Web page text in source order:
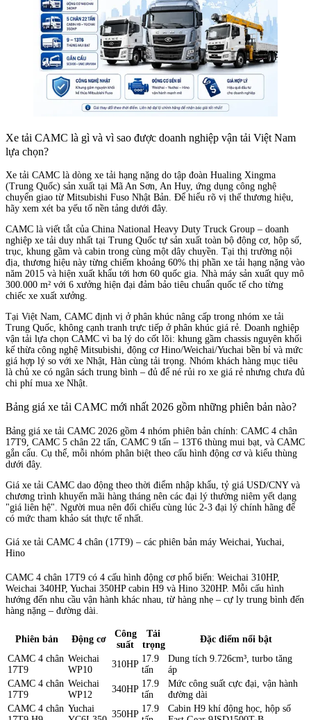
Xe tải CAMC là gì và vì sao được doanh nghiệp vận tải Việt Nam
lựa chọn?
Xe tải CAMC là dòng xe tải hạng nặng do tập đoàn Hualing Xingma
(Trung Quốc) sản xuất tại Mã An Sơn, An Huy, ứng dụng công nghệ
chuyển giao từ Mitsubishi Fuso Nhật Bản. Để hiểu rõ vị thế thương hiệu,
hãy xem xét ba yếu tố nền tảng dưới đây.
CAMC là viết tắt của China National Heavy Duty Truck Group – doanh
nghiệp xe tải duy nhất tại Trung Quốc tự sản xuất toàn bộ động cơ, hộp số,
trục, khung gầm và cabin trong cùng một dây chuyền. Tại thị trường nội
địa, thương hiệu này từng chiếm khoảng 60% thị phần xe tải hạng nặng vào
năm 2015 và hiện xuất khẩu tới hơn 60 quốc gia. Nhà máy sản xuất quy mô
300.000 m² với 6 xưởng hiện đại đảm bảo tiêu chuẩn quốc tế cho từng
chiếc xe xuất xưởng.
Tại Việt Nam, CAMC định vị ở phân khúc nâng cấp trong nhóm xe tải
Trung Quốc, không cạnh tranh trực tiếp ở phân khúc giá rẻ. Doanh nghiệp
vận tải lựa chọn CAMC vì ba lý do cốt lõi: khung gầm chassis nguyên khối
kế thừa công nghệ Mitsubishi, động cơ Hino/Weichai/Yuchai bền bỉ và mức
giá hợp lý so với xe Nhật, Hàn cùng tải trọng. Nhóm khách hàng mục tiêu
là chủ xe có ngân sách trung bình – đủ để né rủi ro xe giá rẻ nhưng chưa đủ
chi phí mua xe Nhật.
Bảng giá xe tải CAMC mới nhất 2026 gồm những phiên bản nào?
Bảng giá xe tải CAMC 2026 gồm 4 nhóm phiên bản chính: CAMC 4 chân
17T9, CAMC 5 chân 22 tấn, CAMC 9 tấn – 13T6 thùng mui bạt, và CAMC
gắn cẩu. Cụ thể, mỗi nhóm phân biệt theo cấu hình động cơ và kiểu thùng
dưới đây.
Giá xe tải CAMC dao động theo thời điểm nhập khẩu, tỷ giá USD/CNY và
chương trình khuyến mãi hàng tháng nên các đại lý thường niêm yết dạng
"giá liên hệ". Người mua nên đối chiếu cùng lúc 2-3 đại lý chính hãng để
có mức tham khảo sát thực tế nhất.
Giá xe tải CAMC 4 chân (17T9) – các phiên bản máy Weichai, Yuchai,
Hino
CAMC 4 chân 17T9 có 4 cấu hình động cơ phổ biến: Weichai 310HP,
Weichai 340HP, Yuchai 350HP cabin H9 và Hino 320HP. Mỗi cấu hình
hướng đến nhu cầu vận hành khác nhau, từ hàng nhẹ – cự ly trung bình đến
hàng nặng – đường dài.
Phiên bản Động cơ
Công
suất
Tải
trọng
Đặc điểm nổi bật
CAMC 4 chân
17T9
Weichai
WP10
310HP
17.9
tấn
Dung tích 9.726cm³, turbo tăng
áp
CAMC 4 chân
17T9
Weichai
WP12
340HP
17.9
tấn
Mức công suất cực đại, vận hành
đường dài
CAMC 4 chân Yuchai
350HP
17.9
Cabin H9 khí động học, hộp số